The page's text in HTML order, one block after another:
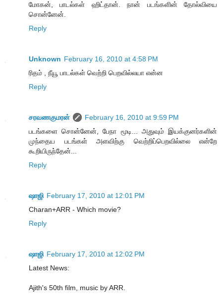
மோகன், பாடல்கள் ஹிட்தான். நான் படங்களின் தோல்வியை
சொன்னேன்.
Reply
Unknown February 16, 2010 at 4:58 PM
ரிதம் , நீயூ பாடல்கள் வெற்றி பெறவில்லயா என்ன
Reply
சரவணகுமரன்
February 16, 2010 at 9:59 PM
படங்களை சொன்னேன், பேநா மூடி... அதுவும் இயக்குனர்களின்
முந்தைய படங்கள் அளவிற்கு வெற்றிப்பெறவில்லை என்றே
கூறியிருந்தேன்...
Reply
ஷாஜி February 17, 2010 at 12:01 PM
Charan+ARR - Which movie?
Reply
ஷாஜி February 17, 2010 at 12:02 PM
Latest News:
Ajith's 50th film, music by ARR.